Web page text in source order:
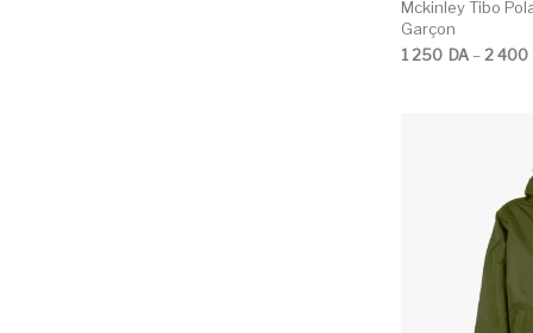
Mckinley Tibo
Garçon
1 250 DA – 2 400
Plage de prix : 1